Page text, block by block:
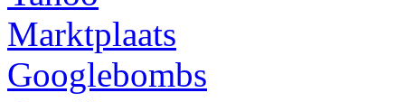
Marktplaats
Googlebombs